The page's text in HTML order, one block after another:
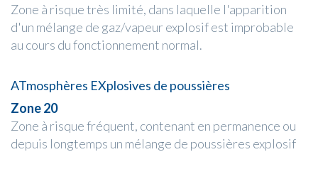
Zone à risque très limité, dans laquelle l'apparition
d'un mélange de gaz/vapeur explosif est improbable
au cours du fonctionnement normal.
ATmosphères EXplosives de poussières
Zone 20
Zone à risque fréquent, contenant en permanence ou
depuis longtemps un mélange de poussières explosif